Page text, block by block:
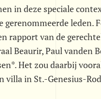
in deze speciale
gerenommeerde leden.
rapport van de
Beaurir, Paul vanden
Het zou daarbij
villa in St.-Genesius-